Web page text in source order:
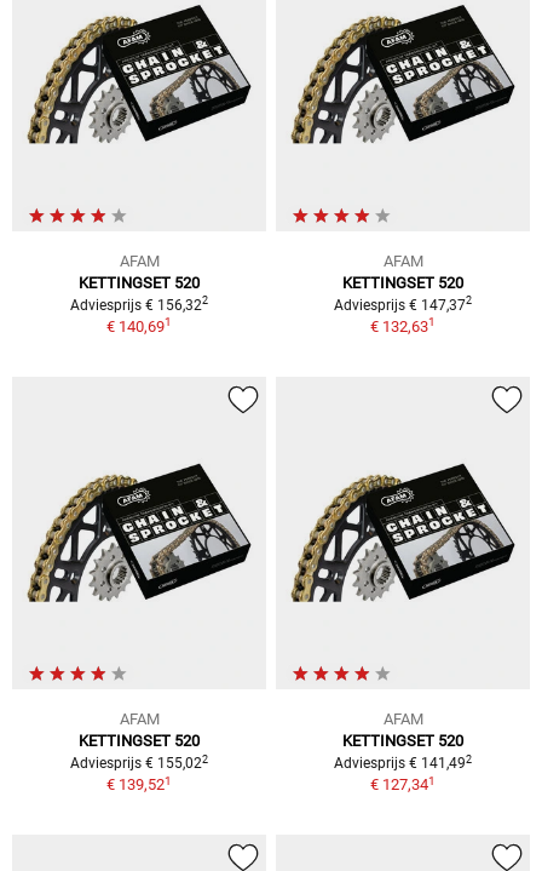
AFAM
KETTINGSET 520
Adviesprijs € 156,322
€ 140,691
AFAM
KETTINGSET 520
Adviesprijs € 147,372
€ 132,631
AFAM
KETTINGSET 520
Adviesprijs € 155,022
€ 139,521
AFAM
KETTINGSET 520
Adviesprijs € 141,492
€ 127,341